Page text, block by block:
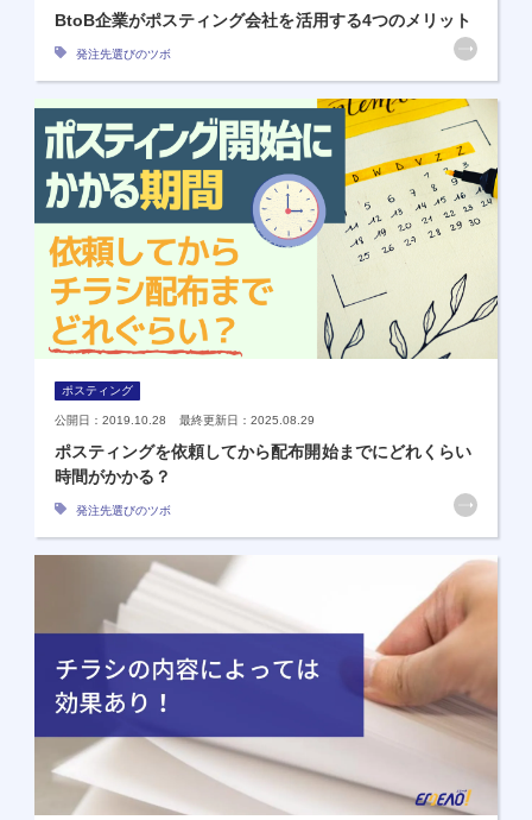
BtoB企業がポスティング会社を活用する4つのメリット
発注先選びのツボ
ポスティング
公開日：2019.10.28 最終更新日：2025.08.29
ポスティングを依頼してから配布開始までにどれくらい
時間がかかる？
発注先選びのツボ